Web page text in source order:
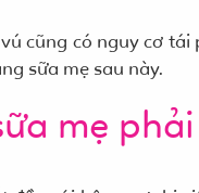
cũng có nguy cơ
sữa mẹ sau này.
mẹ